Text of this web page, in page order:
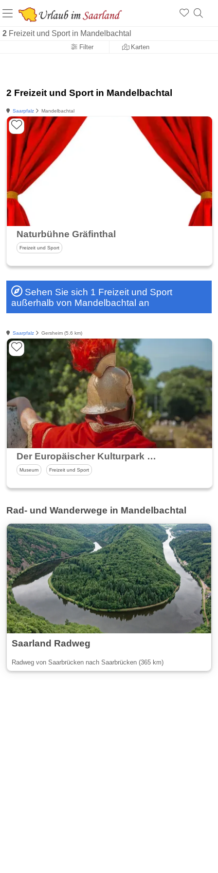
2 Freizeit und Sport in Mandelbachtal
Filter Karten
2 Freizeit und Sport in Mandelbachtal
Saarpfalz Mandelbachtal
Naturbühne Gräfinthal
Freizeit und Sport
Sehen Sie sich 1 Freizeit und Sport
außerhalb von Mandelbachtal an
Saarpfalz Gersheim (5.6 km)
Der Europäischer Kulturpark Bliesbruck-Reinheim
Museum Freizeit und Sport
Rad- und Wanderwege in Mandelbachtal
Saarland Radweg
Radweg von Saarbrücken nach Saarbrücken (365 km)